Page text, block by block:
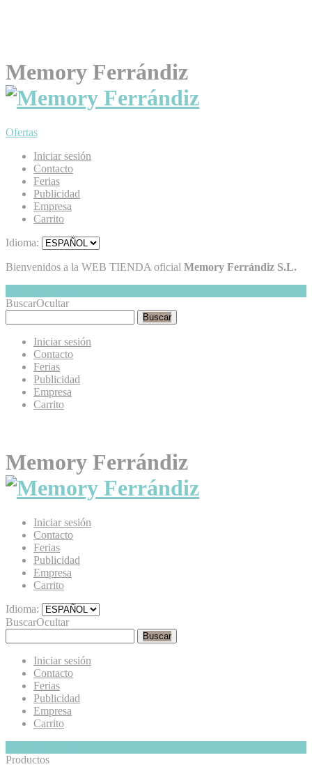
Memory Ferrándiz
Ofertas
Iniciar sesión
Contacto
Ferias
Publicidad
Empresa
Carrito
Idioma:
Bienvenidos a la WEB TIENDA oficial Memory Ferrándiz S.L.
BuscarOcultar
Buscar
Iniciar sesión
Contacto
Ferias
Publicidad
Empresa
Carrito
Memory Ferrándiz
Iniciar sesión
Contacto
Ferias
Publicidad
Empresa
Carrito
Idioma:
BuscarOcultar
Buscar
Iniciar sesión
Contacto
Ferias
Publicidad
Empresa
Carrito
Productos